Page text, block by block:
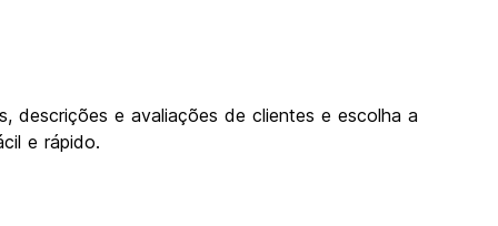
descrições e avaliações de clientes e escolha a
e rápido.